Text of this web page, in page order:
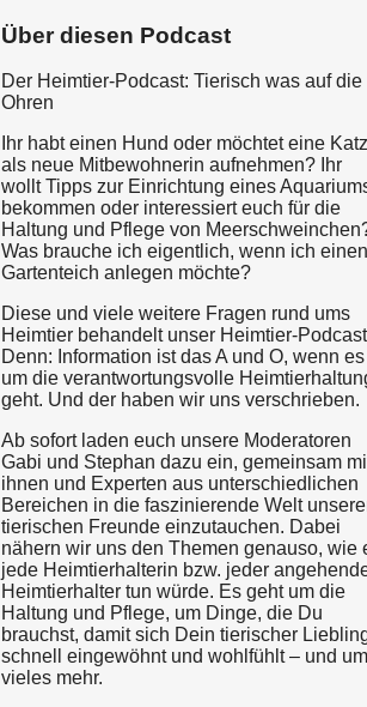
Über diesen Podcast
Der Heimtier-Podcast: Tierisch was auf die
Ohren
Ihr habt einen Hund oder möchtet eine
als neue Mitbewohnerin aufnehmen? Ihr
wollt Tipps zur Einrichtung eines
bekommen oder interessiert euch für die
Haltung und Pflege von
Was brauche ich eigentlich, wenn ich einen
Gartenteich anlegen möchte?
Diese und viele weitere Fragen rund ums
Heimtier behandelt unser Heimtier-
Denn: Information ist das A und O, wenn es
um die verantwortungsvolle
geht. Und der haben wir uns verschrieben.
Ab sofort laden euch unsere Moderatoren
Gabi und Stephan dazu ein, gemeinsam
ihnen und Experten aus unterschiedlichen
Bereichen in die faszinierende Welt
tierischen Freunde einzutauchen. Dabei
nähern wir uns den Themen genauso, wie
jede Heimtierhalterin bzw. jeder
Heimtierhalter tun würde. Es geht um die
Haltung und Pflege, um Dinge, die Du
brauchst, damit sich Dein tierischer
schnell eingewöhnt und wohlfühlt – und um
vieles mehr.